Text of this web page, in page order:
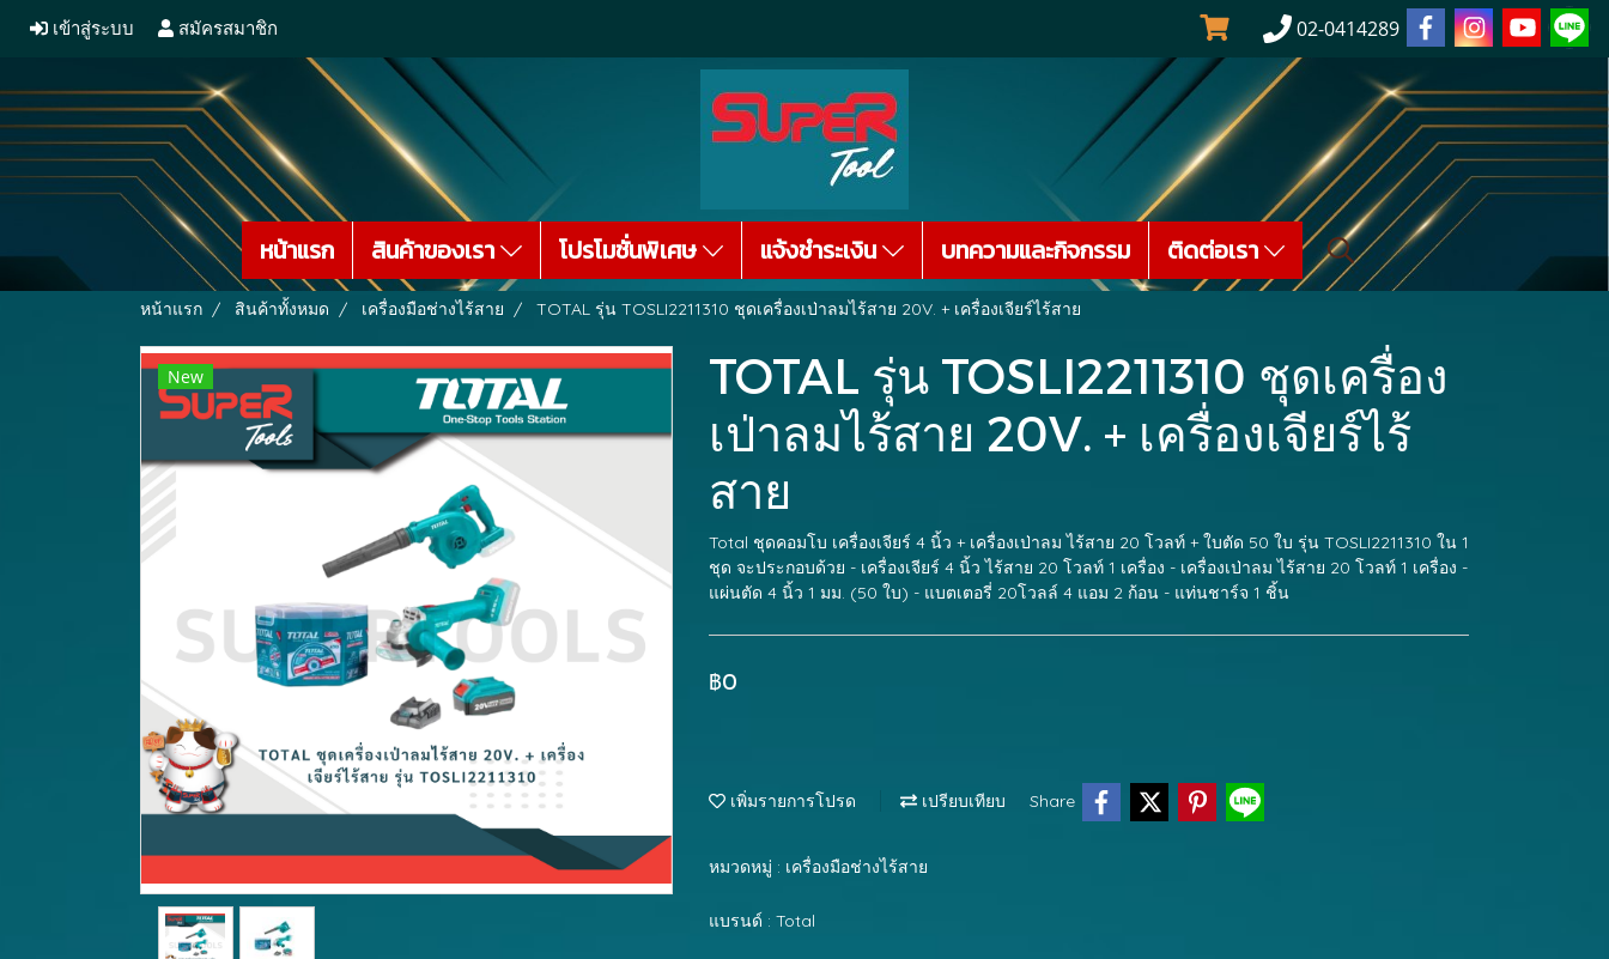
เข้าสู่ระบบ สมัครสมาชิก 02-0414289
หน้าแรก สินค้าของเรา โปรโมชั่นพิเศษ แจ้งชำระเงิน บทความและกิจกรรม ติดต่อเรา
หน้าแรก สินค้าทั้งหมด เครื่องมือช่างไร้สาย TOTAL รุ่น TOSLI2211310 ชุดเครื่องเป่าลมไร้สาย 20V. + เครื่องเจียร์ไร้สาย
New
TOTAL รุ่น TOSLI2211310 ชุดเครื่อง
เป่าลมไร้สาย 20V. + เครื่องเจียร์ไร้
สาย
Total ชุดคอมโบ เครื่องเจียร์ 4 นิ้ว + เครื่องเป่าลม ไร้สาย 20 โวลท์ + ใบตัด 50 ใบ รุ่น TOSLI2211310 ใน 1
ชุด จะประกอบด้วย - เครื่องเจียร์ 4 นิ้ว ไร้สาย 20 โวลท์ 1 เครื่อง - เครื่องเป่าลม ไร้สาย 20 โวลท์ 1 เครื่อง -
แผ่นตัด 4 นิ้ว 1 มม. (50 ใบ) - แบตเตอรี่ 20โวลล์ 4 แอม 2 ก้อน - แท่นชาร์จ 1 ชิ้น
฿0
เพิ่มรายการโปรด เปรียบเทียบ Share
หมวดหมู่ : เครื่องมือช่างไร้สาย
แบรนด์ : Total